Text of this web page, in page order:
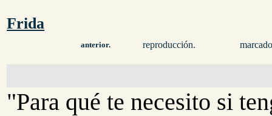
Frida
anterior. reproducción.
"Para qué te necesito si